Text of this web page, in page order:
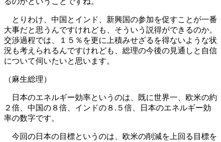
とりわけ、中国とインド、新興国の参加を促すことが一番
大事だと思うんですけれども、そういう説得ができるのか。
交渉過程では、１５％を更に上積みせざるを得ないような状
況も考えられるんですけれども、総理の今後の見通しと自信
について伺いたいと思います。
（麻生総理）
日本のエネルギー効率というのは、既に世界一、欧米の約
２倍、中国の８倍、インドの８.５倍、日本のエネルギー効
率の数字です。
今回の日本の目標というのは、欧米の削減を上回る目標を